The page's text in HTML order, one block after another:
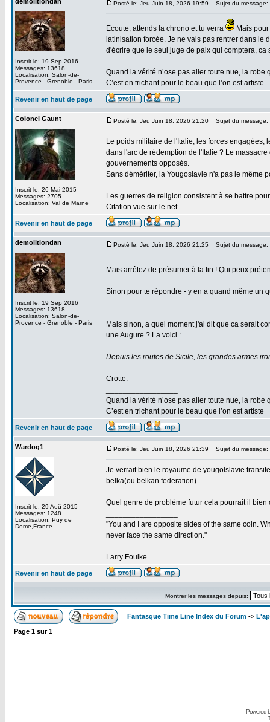
Inscrit le: 19 Sep 2016
Messages: 13618
Localisation: Salon-de-
Provence - Grenoble - Paris
Posté le: Jeu Juin 18, 2026 19:59 Sujet du message:
Ecoute, attends la chrono et tu verra
Mais
latinisation forcée. Je ne vais pas rentrer dans
d'écrire que le seul juge de paix qui comptera,
Quand la vérité n’ose pas aller toute nue, la robe
C’est en trichant pour le beau que l’on est artiste
Revenir en haut de page
Colonel Gaunt
Inscrit le: 26 Mai 2015
Messages: 2705
Localisation: Val de Marne
Posté le: Jeu Juin 18, 2026 21:20 Sujet du message:
Le poids militaire de l'Italie, les forces
dans l'arc de rédemption de l'Italie ? Le
gouvernements opposés.
Sans démériter, la Yougoslavie n'a pas le même
Les guerres de religion consistent à se battre
Citation vue sur le net
Revenir en haut de page
demolitiondan
Inscrit le: 19 Sep 2016
Messages: 13618
Localisation: Salon-de-
Provence - Grenoble - Paris
Posté le: Jeu Juin 18, 2026 21:25 Sujet du message:
Mais arrêtez de présumer à la fin ! Qui peux
Sinon pour te répondre - y en a quand même un
Mais sinon, a quel moment j'ai dit que ca serait
une Augure ? La voici :
Depuis les routes de Sicile, les grandes armes
Crotte.
Quand la vérité n’ose pas aller toute nue, la robe
C’est en trichant pour le beau que l’on est artiste
Revenir en haut de page
Wardog1
Inscrit le: 29 Aoû 2015
Messages: 1248
Localisation: Puy de
Dome,France
Posté le: Jeu Juin 18, 2026 21:39 Sujet du message:
Je verrait bien le royaume de yougolslavie
belka(ou belkan federation)
Quel genre de problème futur cela pourrait il bien
"You and I are opposite sides of the same coin.
never face the same direction."
Larry Foulke
Revenir en haut de page
Montrer les messages depuis:
Fantasque Time Line Index du Forum ->
Page 1 sur1
Powered